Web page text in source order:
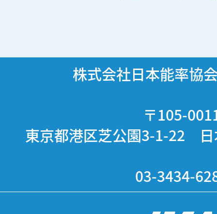
株式会社日本能率協
〒105-
東京都港区芝公園3-1-22 日
03-3434-